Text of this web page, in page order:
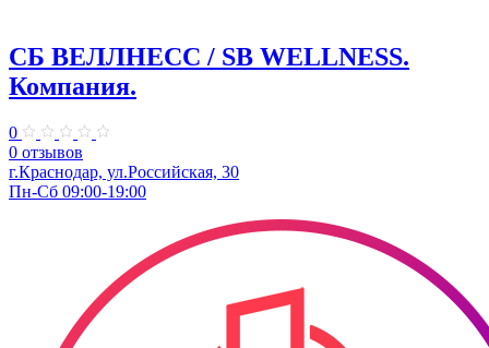
СБ ВЕЛЛНЕСС / SB WELLNESS.
Компания.
0
0 отзывов
г.Краснодар, ул.Российская, 30
Пн-Сб 09:00-19:00